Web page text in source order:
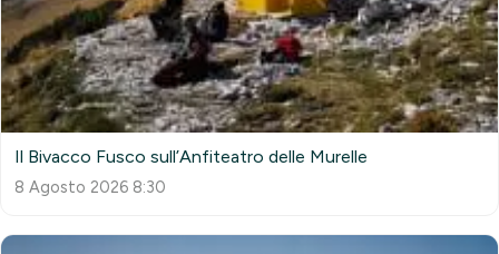
Il Bivacco Fusco sull’Anfiteatro delle Murelle
8 Agosto 2026 8:30